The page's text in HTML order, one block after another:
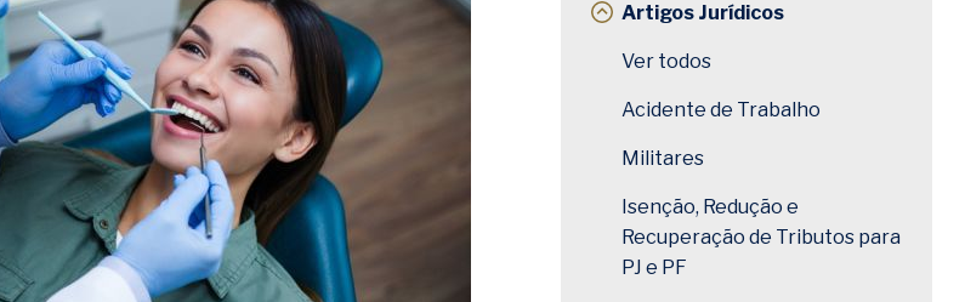
Artigos Jurídicos
Ver todos
Acidente de Trabalho
Militares
Isenção, Redução e
Recuperação de Tributos para
PJ e PF